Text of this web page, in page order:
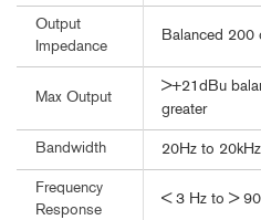
Output
Impedance
Balanced 200
Max Output
>+21dBu
greater
Bandwidth 20Hz to
Frequency
Response
< 3 Hz to >